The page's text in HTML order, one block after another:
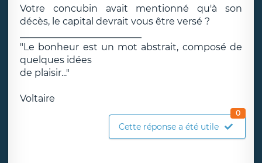
Votre concubin avait mentionné qu'à son
décès, le capital devrait vous être versé ?
"Le bonheur est un mot abstrait, composé de
quelques idées
de plaisir..."
Voltaire
Cette réponse a été utile
0